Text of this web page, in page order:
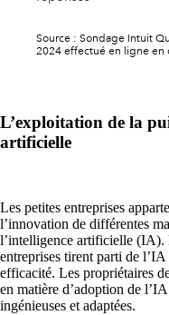
L’exploitation de la
artificielle
Les petites entreprises
l’innovation de différentes
l’intelligence artificielle (IA).
entreprises tirent parti de
efficacité. Les propriétaires
en matière d’adoption de
ingénieuses et adaptées.